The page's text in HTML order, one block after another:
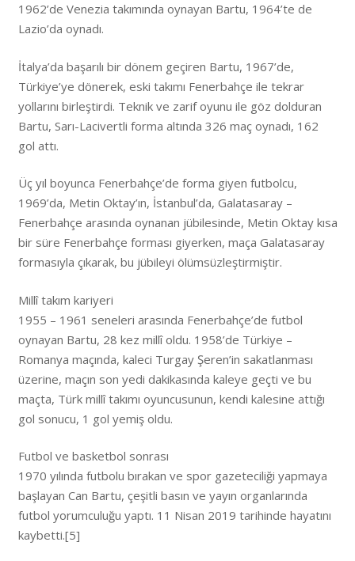
1962’de Venezia takımında oynayan Bartu, 1964’te de
Lazio’da oynadı.
İtalya’da başarılı bir dönem geçiren Bartu, 1967’de,
Türkiye’ye dönerek, eski takımı Fenerbahçe ile tekrar
yollarını birleştirdi. Teknik ve zarif oyunu ile göz dolduran
Bartu, Sarı-Lacivertli forma altında 326 maç oynadı, 162
gol attı.
Üç yıl boyunca Fenerbahçe’de forma giyen futbolcu,
1969’da, Metin Oktay’ın, İstanbul’da, Galatasaray –
Fenerbahçe arasında oynanan jübilesinde, Metin Oktay kısa
bir süre Fenerbahçe forması giyerken, maça Galatasaray
formasıyla çıkarak, bu jübileyi ölümsüzleştirmiştir.
Millî takım kariyeri
1955 – 1961 seneleri arasında Fenerbahçe’de futbol
oynayan Bartu, 28 kez millî oldu. 1958’de Türkiye –
Romanya maçında, kaleci Turgay Şeren’in sakatlanması
üzerine, maçın son yedi dakikasında kaleye geçti ve bu
maçta, Türk millî takımı oyuncusunun, kendi kalesine attığı
gol sonucu, 1 gol yemiş oldu.
Futbol ve basketbol sonrası
1970 yılında futbolu bırakan ve spor gazeteciliği yapmaya
başlayan Can Bartu, çeşitli basın ve yayın organlarında
futbol yorumculuğu yaptı. 11 Nisan 2019 tarihinde hayatını
kaybetti.[5]